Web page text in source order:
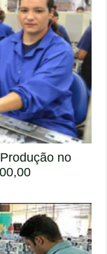
no